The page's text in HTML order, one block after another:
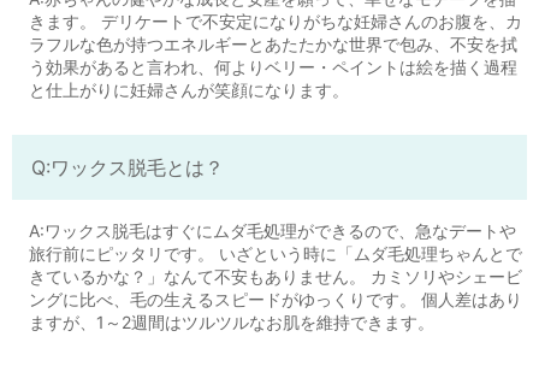
きます。 デリケートで不安定になりがちな妊婦さんのお腹を、カ
ラフルな色が持つエネルギーとあたたかな世界で包み、不安を拭
う効果があると言われ、何よりベリー・ペイントは絵を描く過程
と仕上がりに妊婦さんが笑顔になります。
Q:ワックス脱毛とは？
A:ワックス脱毛はすぐにムダ毛処理ができるので、急なデートや
旅行前にピッタリです。 いざという時に「ムダ毛処理ちゃんとで
きているかな？」なんて不安もありません。 カミソリやシェービ
ングに比べ、毛の生えるスピードがゆっくりです。 個人差はあり
ますが、1～2週間はツルツルなお肌を維持できます。